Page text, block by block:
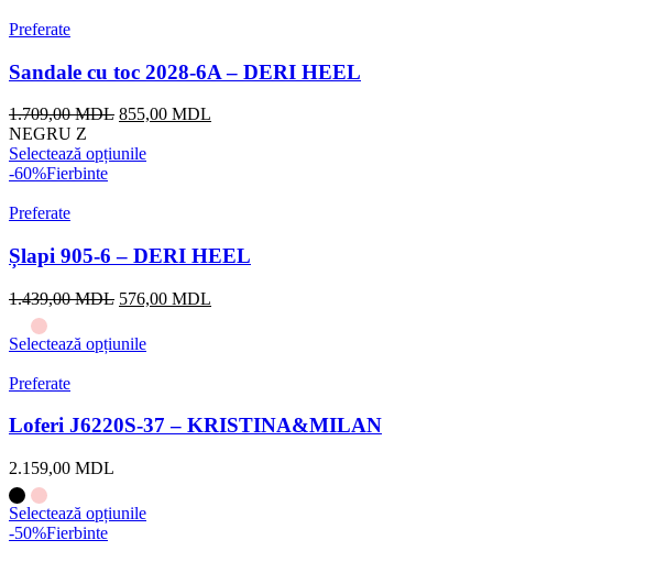
Preferate
Sandale cu toc 2028-6A – DERI HEEL
1.709,00MDL Prețul
a
855,00 MDL
NEGRU Z
Selectează opțiunile
-60%Fierbinte
Preferate
Șlapi 905-6 – DERI HEEL
1.439,00MDL Prețul
a
fost:
576,00 MDL
Selectează opțiunile
Preferate
Loferi J6220S-37 – KRISTINA&MILAN
2.159,00 MDL
Selectează opțiunile
-50%Fierbinte